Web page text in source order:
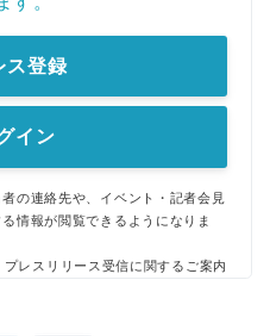
ス登録
イン
の連絡先や、イベント・記者会見
情報が閲覧できるようになりま
プレスリリース受信に関するご案内